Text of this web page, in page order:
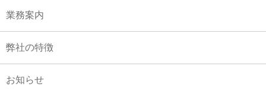
業務案内
弊社の特徴
お知らせ